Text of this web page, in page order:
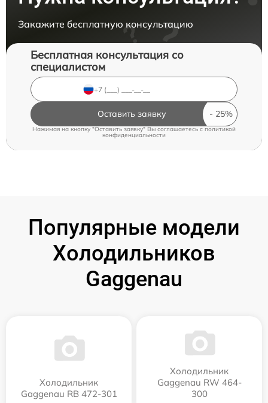
Закажите бесплатную консультацию
Бесплатная консультация со
специалистом
Оставить заявку
Нажимая на кнопку "Оставить заявку" Вы соглашаетесь cполитикой
конфиденциальности
Популярные модели
Холодильников
Gaggenau
Холодильник
Gaggenau RB 472-301
Холодильник
Gaggenau RW 464-
300